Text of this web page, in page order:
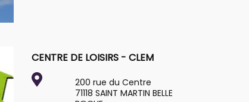
CENTRE DE LOISIRS - CLEM
200 rue du Centre
71118 SAINT MARTIN BELLE